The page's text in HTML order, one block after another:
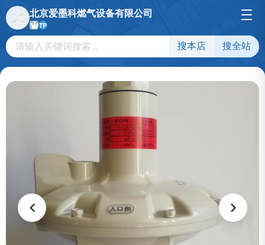
北京爱墨科燃气设备有限公司
TP
搜本店 搜全站